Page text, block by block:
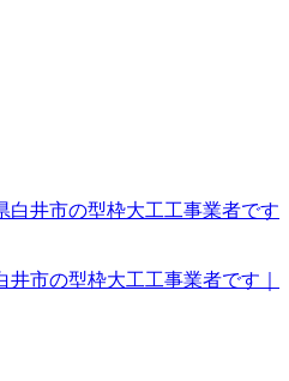
市の型枠大工工事業者です｜